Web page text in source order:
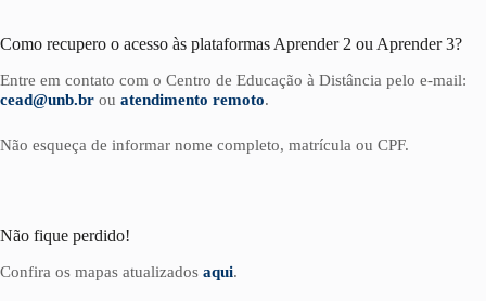
Como recupero o acesso às plataformas Aprender 2 ou Aprender 3?
Entre em contato com o Centro de Educação à Distância pelo e-mail:
cead@unb.br ou atendimento remoto.
Não esqueça de informar nome completo, matrícula ou CPF.
Não fique perdido!
Confira os mapas atualizados aqui.